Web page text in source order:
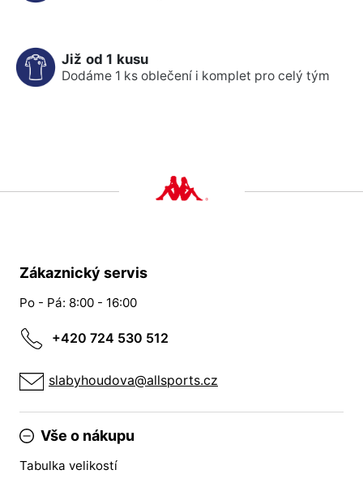
Již od 1 kusu
Dodáme 1 ks oblečení i komplet pro celý tým
Zákaznický servis
Po - Pá: 8:00 - 16:00
+420 724 530 512
slabyhoudova@allsports.cz
Vše o nákupu
Tabulka velikostí